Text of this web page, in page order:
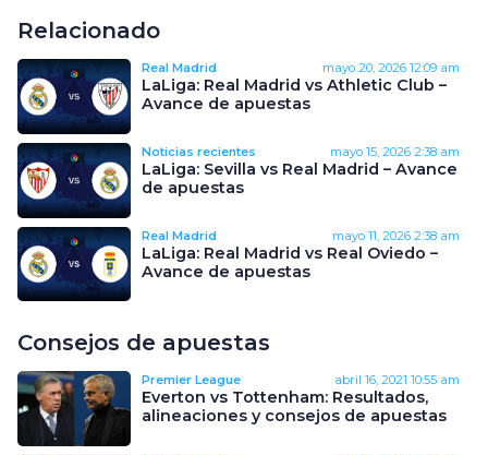
Relacionado
Real Madrid mayo 20, 2026 12:09 am
LaLiga: Real Madrid vs Athletic Club –
Avance de apuestas
Noticias recientes mayo 15, 2026 2:38 am
LaLiga: Sevilla vs Real Madrid – Avance
de apuestas
Real Madrid mayo 11, 2026 2:38 am
LaLiga: Real Madrid vs Real Oviedo –
Avance de apuestas
Consejos de apuestas
Premier League abril 16, 2021 10:55 am
Everton vs Tottenham: Resultados,
alineaciones y consejos de apuestas